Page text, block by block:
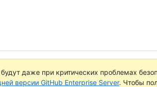
даже при критических проблемах
версии GitHub Enterprise Server. Чтобы